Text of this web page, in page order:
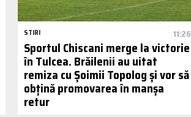
STIRI 11:26
Sportul Chiscani merge la victorie
în Tulcea. Brăilenii au uitat
remiza cu Șoimii Topolog și vor să
obțină promovarea în manșa
retur